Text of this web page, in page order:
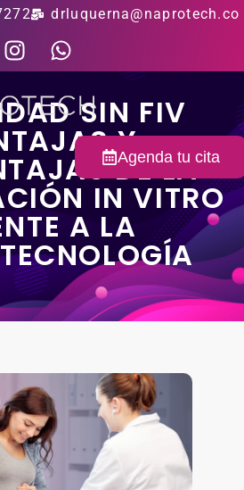
drluquerna@naprotech.co
Agenda tu cita
SIN FIV
Y
DE LA
IN VITRO
A LA